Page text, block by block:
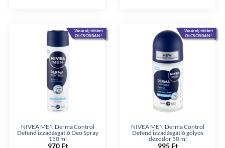
Vásárolj többet
OLCSÓBBAN!
NIVEA MEN Derma Control
Defend izzadásgátló Deo Spray
150 ml
970 Ft
Vásárolj többet
OLCSÓBBAN!
NIVEA MEN Derma Control
Defend izzadásgátló golyós
dezodor 50 ml
995 Ft